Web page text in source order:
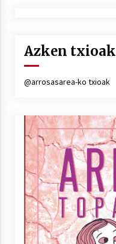
Azken txioak
@arrosasarea-ko txioak